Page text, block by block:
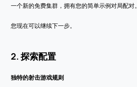
一个新的免费集群，拥有您的简单示例对局配对。
您现在可以继续下一步。
2. 探索配置
独特的射击游戏规则